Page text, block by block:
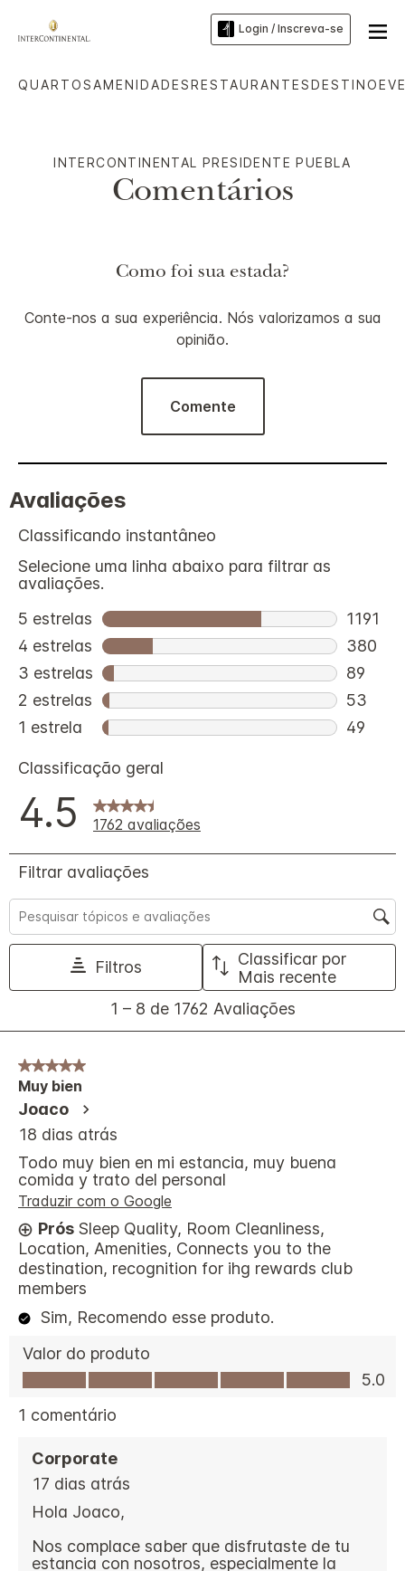
Login / Inscreva-se
QUARTOSAMENIDADESRESTAURANTESDESTINO
INTERCONTINENTAL PRESIDENTE PUEBLA
Comentários
Como foi sua estada?
Conte-nos a sua experiência. Nós valorizamos a sua
opinião.
Comente